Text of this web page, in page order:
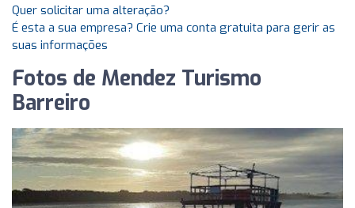
Quer solicitar uma alteração?
É esta a sua empresa? Crie uma conta gratuita para gerir as
suas informações
Fotos de Mendez Turismo
Barreiro